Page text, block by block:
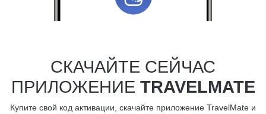
СКАЧАЙТЕ СЕЙЧАС
ПРИЛОЖЕНИЕ TRAVELMATE
Купите свой код активации, скачайте приложение TravelMate и